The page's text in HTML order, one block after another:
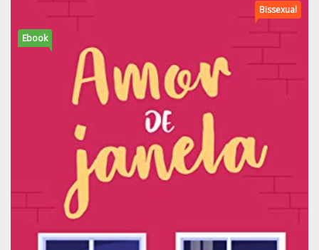
Ebook
Bissexual